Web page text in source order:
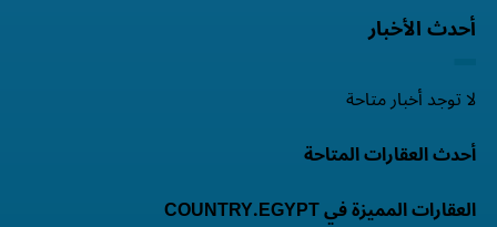
أحدث الأخبار
لا توجد أخبار متاحة
أحدث العقارات المتاحة
العقارات المميزة في COUNTRY.EGYPT